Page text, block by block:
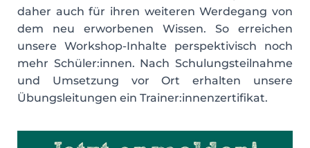
daher auch für ihren weiteren Werdegang von
dem neu erworbenen Wissen. So erreichen
unsere Workshop-Inhalte perspektivisch noch
mehr Schüler:innen. Nach Schulungsteilnahme
und Umsetzung vor Ort erhalten unsere
Übungsleitungen ein Trainer:innenzertifikat.